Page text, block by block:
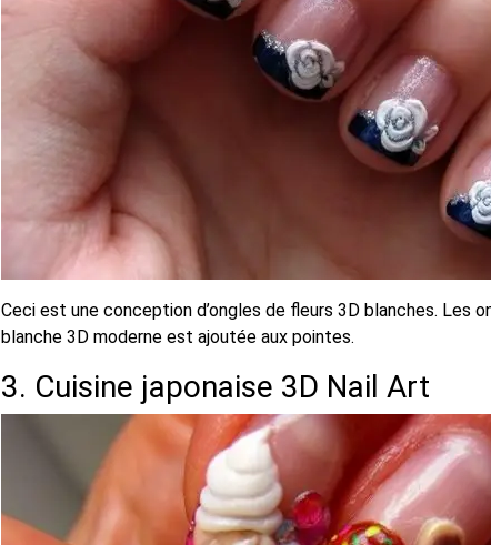
Ceci est une conception d’ongles de fleurs 3D blanches. Les
blanche 3D moderne est ajoutée aux pointes.
3. Cuisine japonaise 3D Nail Art